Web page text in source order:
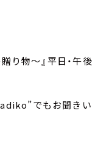
り物～』平日・午後
でもお聞きい